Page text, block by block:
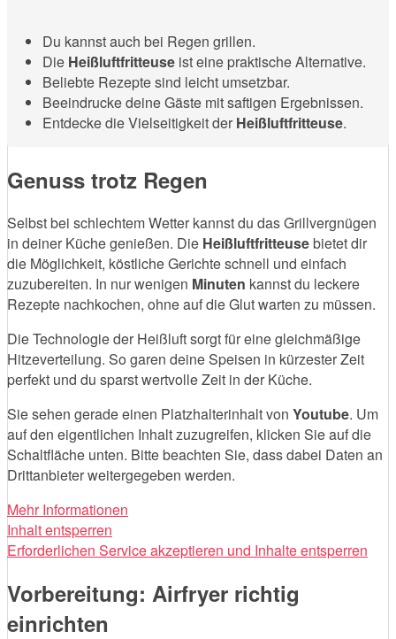
Du kannst auch bei Regen grillen.
Die Heißluftfritteuse ist eine praktische Alternative.
Beliebte Rezepte sind leicht umsetzbar.
Beeindrucke deine Gäste mit saftigen Ergebnissen.
Entdecke die Vielseitigkeit der Heißluftfritteuse.
Genuss trotz Regen
Selbst bei schlechtem Wetter kannst du das Grillvergnügen
in deiner Küche genießen. Die Heißluftfritteusebietet dir
die Möglichkeit, köstliche Gerichte schnell und einfach
zuzubereiten. In nur wenigen Minuten kannst du leckere
Rezepte nachkochen, ohne auf die Glut warten zu müssen.
Die Technologie der Heißluft sorgt für eine gleichmäßige
Hitzeverteilung. So garen deine Speisen in kürzester Zeit
perfekt und du sparst wertvolle Zeit in der Küche.
Sie sehen gerade einen Platzhalterinhalt von Youtube. Um
auf den eigentlichen Inhalt zuzugreifen, klicken Sie auf die
Schaltfläche unten. Bitte beachten Sie, dass dabei Daten an
Drittanbieter weitergegeben werden.
Mehr Informationen
Inhalt entsperren
Erforderlichen Service akzeptieren und Inhalte entsperren
Vorbereitung: Airfryer richtig
einrichten